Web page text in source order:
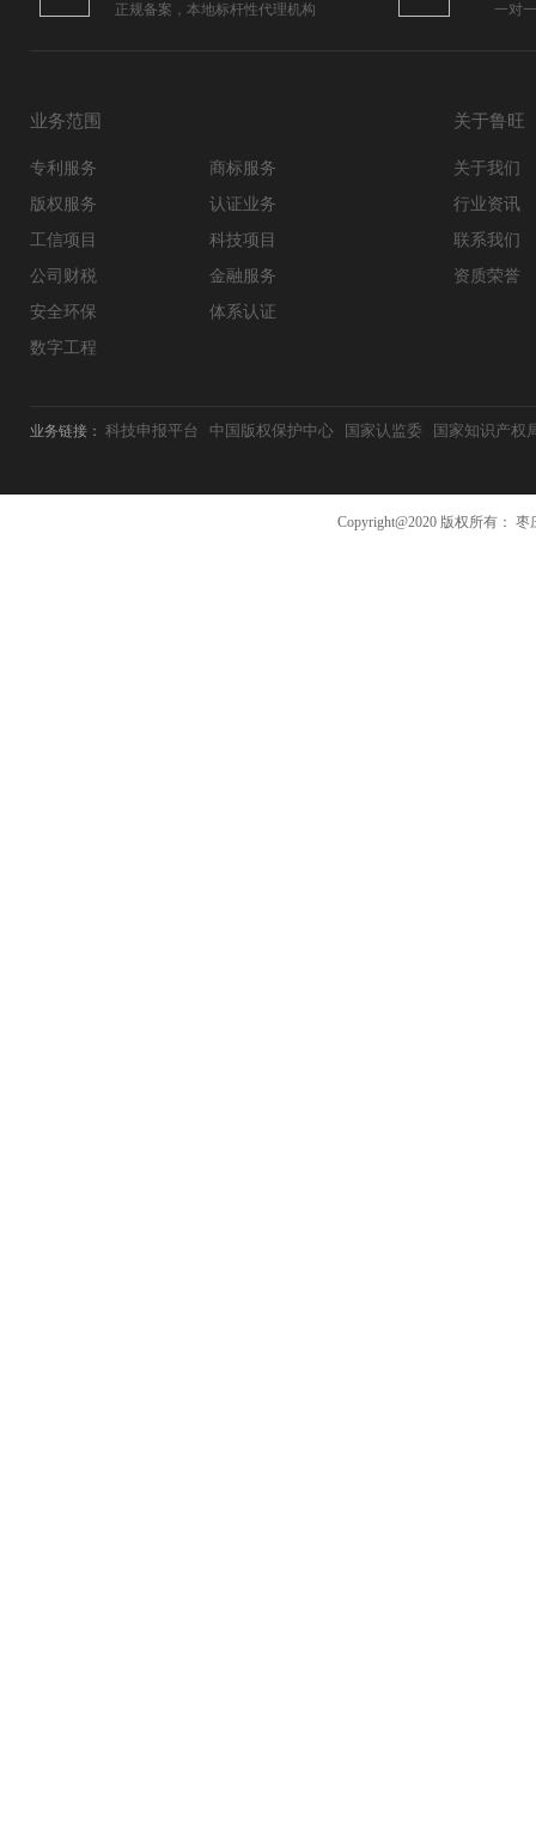
正规备案，本地标杆性代理机构 一对
业务范围 关于鲁旺
专利服务
商标服务
版权服务
认证业务
工信项目
科技项目
公司财税
金融服务
安全环保
体系认证
数字工程
关于我们
行业资讯
联系我们
资质荣誉
业务链接： 科技申报平台 中国版权保护中心 国家认监委 国家知识产权
Copyright@2020 版权所有